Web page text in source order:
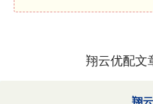
翔云优配文